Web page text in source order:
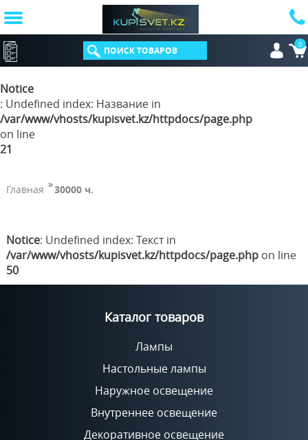
Notice
: Undefined index: Название in
/var/www/vhosts/kupisvet.kz/httpdocs/page.php
on line
21
КАТАЛОГ 0
Главная 30000 ч.
Notice: Undefined index: Текст in
/var/www/vhosts/kupisvet.kz/httpdocs/page.phpon line
50
Каталог товаров
Лампы
Настольные лампы
Наружное освещение
Внутреннее освещение
Декоративное освещение